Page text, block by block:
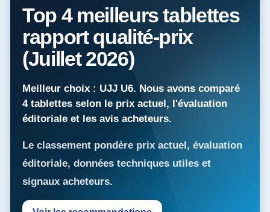
Top 4 meilleurs tablettes
rapport qualité-prix
(Juillet 2026)
Meilleur choix : UJJ U6. Nous avons comparé
4 tablettes selon le prix actuel, l'évaluation
éditoriale et les avis acheteurs.
Le classement pondère prix actuel, évaluation
éditoriale, données techniques utiles et
signaux acheteurs.